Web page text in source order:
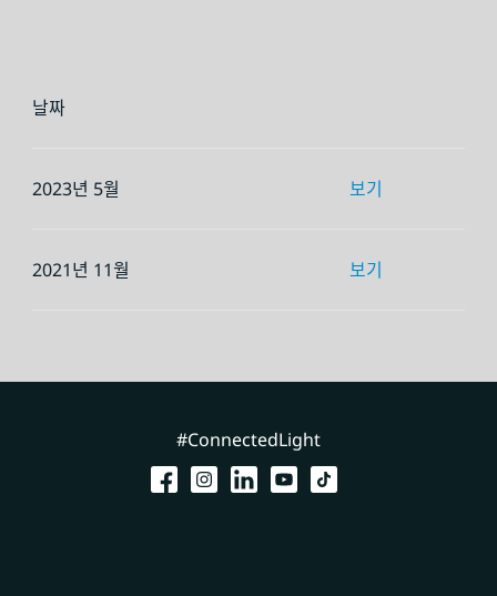
날짜
2023년 5월 보기
2021년 11월 보기
#ConnectedLight